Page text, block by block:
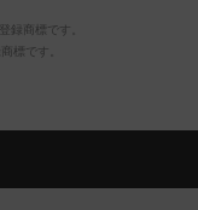
録商標です。
標です。